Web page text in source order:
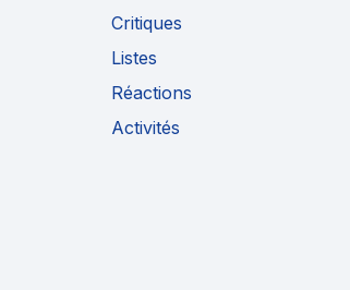
Critiques
Listes
Réactions
Activités